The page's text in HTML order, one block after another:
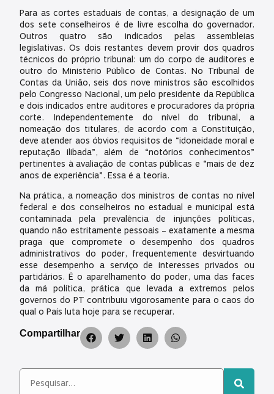
Para as cortes estaduais de contas, a designação de um
dos sete conselheiros é de livre escolha do governador.
Outros quatro são indicados pelas assembleias
legislativas. Os dois restantes devem provir dos quadros
técnicos do próprio tribunal: um do corpo de auditores e
outro do Ministério Público de Contas. No Tribunal de
Contas da União, seis dos nove ministros são escolhidos
pelo Congresso Nacional, um pelo presidente da República
e dois indicados entre auditores e procuradores da própria
corte. Independentemente do nível do tribunal, a
nomeação dos titulares, de acordo com a Constituição,
deve atender aos óbvios requisitos de “idoneidade moral e
reputação ilibada”, além de “notórios conhecimentos”
pertinentes à avaliação de contas públicas e “mais de dez
anos de experiência”. Essa é a teoria.
Na prática, a nomeação dos ministros de contas no nível
federal e dos conselheiros no estadual e municipal está
contaminada pela prevalência de injunções políticas,
quando não estritamente pessoais – exatamente a mesma
praga que compromete o desempenho dos quadros
administrativos do poder, frequentemente desvirtuando
esse desempenho a serviço de interesses privados ou
partidários. É o aparelhamento do poder, uma das faces
da má política, prática que levada a extremos pelos
governos do PT contribuiu vigorosamente para o caos do
qual o País luta hoje para se recuperar.
Compartilhar